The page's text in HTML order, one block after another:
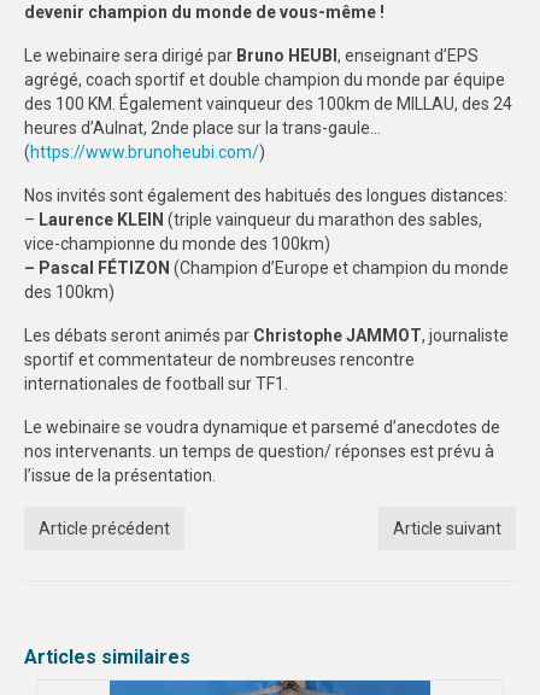
SPORTS CO
MONTPELLIER
TOULOUSE
SPORTS IND
MONTPELLIER
TOULOUSE
EVENEMENTS
NUITS SPORTIVES MONTPELLIER
NUITS SPORTIVES TOULOUSE
FORMATION
COMMUNICATION
devenir champion du monde de vous-même !
Le webinaire sera dirigé par Bruno HEUBI , enseignant d’EPS
agrégé, coach sportif et double champion du monde par équipe
des 100 KM. Également vainqueur des 100km de MILLAU, des 24
heures d’Aulnat, 2nde place sur la trans-gaule…
(https://www.brunoheubi.com/)
Nos invités sont également des habitués des longues distances:
– Laurence KLEIN (triple vainqueur du marathon des sables,
vice-championne du monde des 100km)
– Pascal FÉTIZON (Champion d’Europe et champion du monde
des 100km)
Les débats seront animés par Christophe JAMMOT, journaliste
sportif et commentateur de nombreuses rencontre
internationales de football sur TF1.
Le webinaire se voudra dynamique et parsemé d’anecdotes de
nos intervenants. un temps de question/ réponses est prévu à
l’issue de la présentation.
Article précédent Article suivant
Articles similaires